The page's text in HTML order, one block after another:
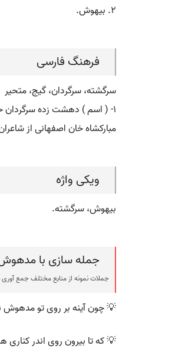
۲. بیهوش.
فرهنگ فارسی
سرگشته، سرگردان، گیج، متحیر
۱- ( اسم ) دهشت زده سرگردان حیران: مومنان و کافران استاده مدهوش و حزین. ۲- ( صفت ) بیهوش بیخود بیخویشتن.
مبارکشاه خان اصفهانی از
ویکی واژه
بیهوش، سرگشته.
جمله سازی با
جملات نمونه از منابع مختلف جمع
💡 چون آینه بر روی تو
💡 که تا بیرون روی اندر